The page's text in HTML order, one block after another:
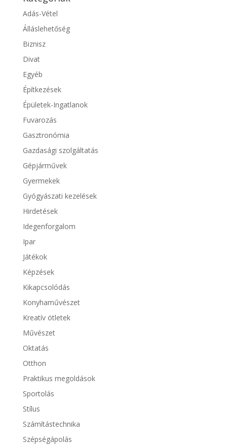
Adás-Vétel
Álláslehetőség
Biznisz
Divat
Egyéb
Építkezések
Épületek-Ingatlanok
Fuvarozás
Gasztronómia
Gazdasági szolgáltatás
Gépjárművek
Gyermekek
Gyógyászati kezelések
Hirdetések
Idegenforgalom
Ipar
Játékok
Képzések
Kikapcsolódás
Konyhaművészet
Kreatív ötletek
Művészet
Oktatás
Otthon
Praktikus megoldások
Sportolás
Stílus
Számítástechnika
Szépségápolás